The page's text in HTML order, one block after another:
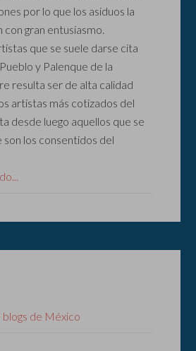
por lo que los asiduos la
gran entusiasmo.
que se suele darse cita
y Palenque de la
resulta ser de alta calidad
artistas más cotizados del
desde luego aquellos que se
los consentidos del